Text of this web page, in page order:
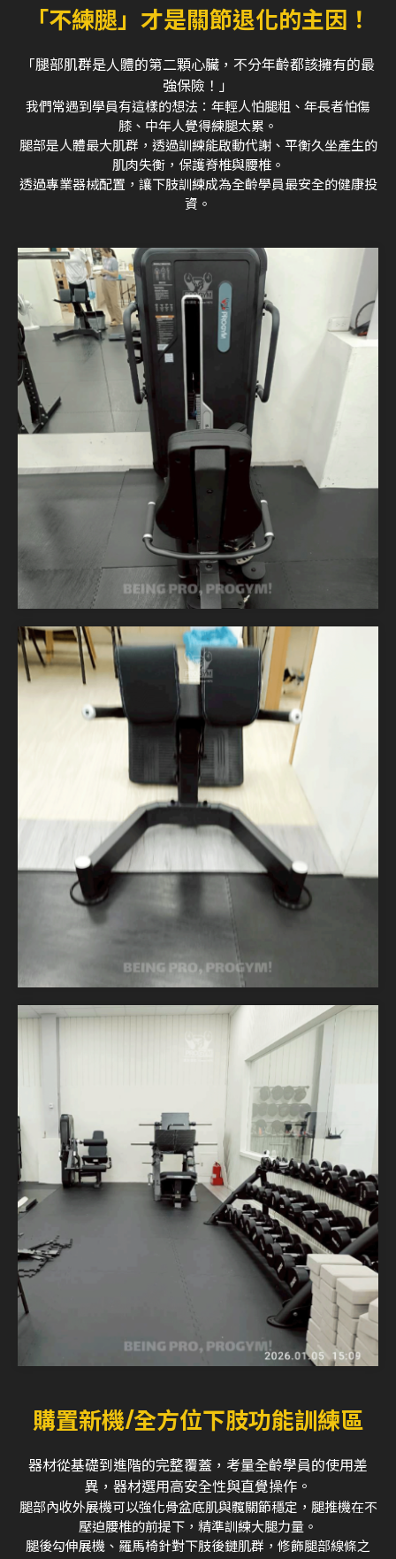
「不練腿」才是關節退化的主因！
「腿部肌群是人體的第二顆心臟，不分年齡都該擁有的最
強保險！」
我們常遇到學員有這樣的想法：年輕人怕腿粗、年長者怕傷
膝、中年人覺得練腿太累。
腿部是人體最大肌群，透過訓練能啟動代謝、平衡久坐產生的
肌肉失衡，保護脊椎與腰椎。
透過專業器械配置，讓下肢訓練成為全齡學員最安全的健康投
資。
購置新機/全方位下肢功能訓練區
器材從基礎到進階的完整覆蓋，考量全齡學員的使用差
異，器材選用高安全性與直覺操作。
腿部內收外展機可以強化骨盆底肌與髖關節穩定，腿推機在不
壓迫腰椎的前提下，精準訓練大腿力量。
腿後勾伸展機、羅馬椅針對下肢後鏈肌群，修飾腿部線條之